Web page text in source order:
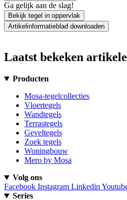
Ga gelijk aan de slag!
Bekijk tegel in oppervlak
Artikelinformatieblad downloaden
Laatst bekeken
Producten
Mosa-tegelcollecties
Vloertegels
Wandtegels
Terrastegels
Geveltegels
Zoek tegels
Woningbouw
Mero by Mosa
Volg ons
Facebook Instagram Linkedin
Series